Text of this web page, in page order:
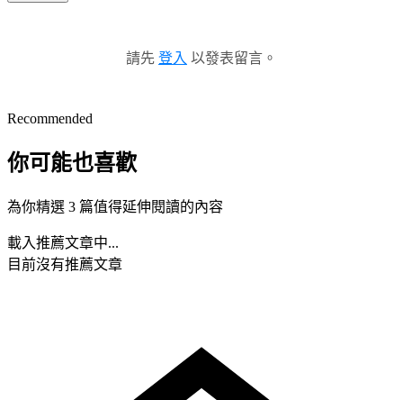
請先 登入 以發表留言。
Recommended
你可能也喜歡
為你精選 3 篇值得延伸閱讀的內容
載入推薦文章中...
目前沒有推薦文章